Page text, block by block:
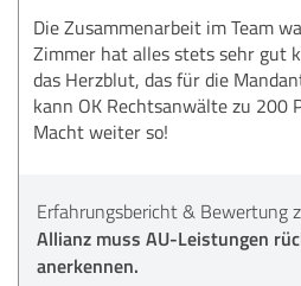
Die Zusammenarbeit im Team
Zimmer hat alles stets sehr gut
das Herzblut, das für die
kann OK Rechtsanwälte zu 200
Macht weiter so!
Erfahrungsbericht & Bewertung
Allianz muss AU-Leistungen
anerkennen.